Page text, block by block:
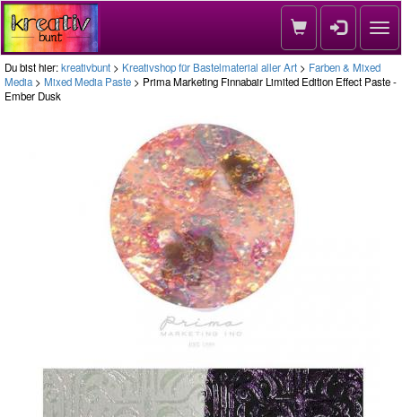
Du bist hier:kreativbunt > Kreativshop für Bastelmaterial aller Art > Farben & Mixed
Media > Mixed Media Paste > Prima Marketing Finnabair Limited Edition Effect Paste -
Ember Dusk